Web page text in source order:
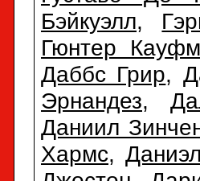
Бэйкуэлл,
Гюнтер
Даббс Грир,
Эрнандез,
Даниил
Хармс,